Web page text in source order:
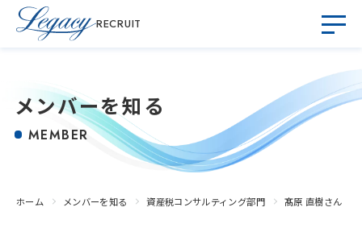
RECRUIT
メンバーを知る
MEMBER
ホーム メンバーを知る 資産税コンサルティング部門 髙原 直樹さん